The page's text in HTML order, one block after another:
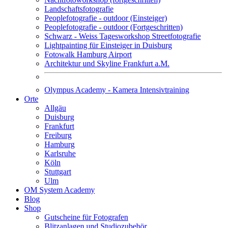
Landschaftsfotografie
Peoplefotografie - outdoor (Einsteiger)
Peoplefotografie - outdoor (Fortgeschritten)
Schwarz - Weiss Tagesworkshop Streetfotografie
Lightpainting für Einsteiger in Duisburg
Fotowalk Hamburg Airport
Architektur und Skyline Frankfurt a.M.
Olympus Academy - Kamera Intensivtraining
Orte
Allgäu
Duisburg
Frankfurt
Freiburg
Hamburg
Karlsruhe
Köln
Stuttgart
Ulm
OM System Academy
Blog
Shop
Gutscheine für Fotografen